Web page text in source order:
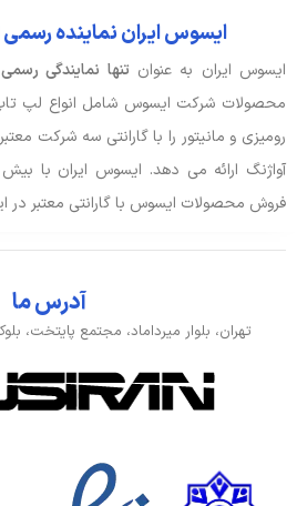
ایسوس ایران نماینده
ایسوس ایران به عنوان تنها نمایندگی
محصولات شرکت ایسوس شامل انواع لپ تاپ
رومیزی و مانیتور را با گارانتی سه شرکت
فروش محصولات ایسوس با گارانتی معتبر در
آدرس ما
تهران، بلوار میرداماد، مجتمع پایتخت،